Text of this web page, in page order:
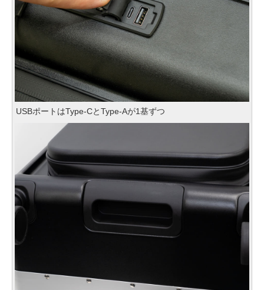
USBポートはType-CとType-Aが1基ずつ